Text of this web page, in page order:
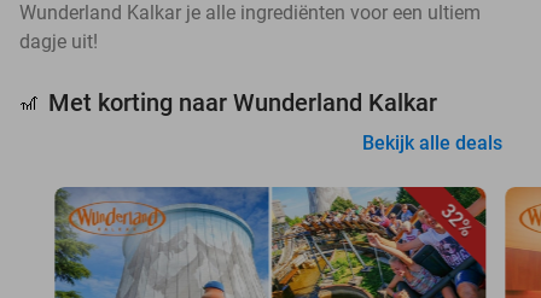
Wunderland Kalkar je alle ingrediënten voor een ultiem
dagje uit!
🎢 Met korting naar Wunderland Kalkar
Bekijk alle deals
32%